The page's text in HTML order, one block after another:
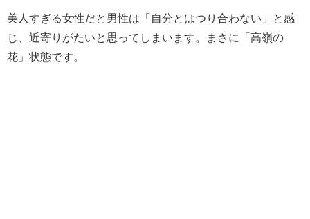
美人すぎる女性だと男性は「自分とはつり合わない」と感
じ、近寄りがたいと思ってしまいます。まさに「高嶺の
花」状態です。